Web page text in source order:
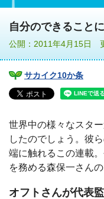
自分のできること
公開：2011年4月15日
サカイク10か条
世界中の様々なスタ
したのでしょう。彼
端に触れるこの連載
を務める森保一さん
オフトさんが代表